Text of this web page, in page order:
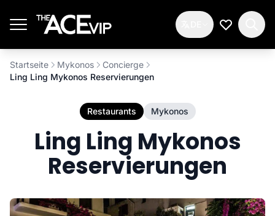
Meine
Startseite Mykonos
Concierge
Ling Ling Mykonos Reservierungen
Restaurants Mykonos
Ling Ling Mykonos
Reservierungen